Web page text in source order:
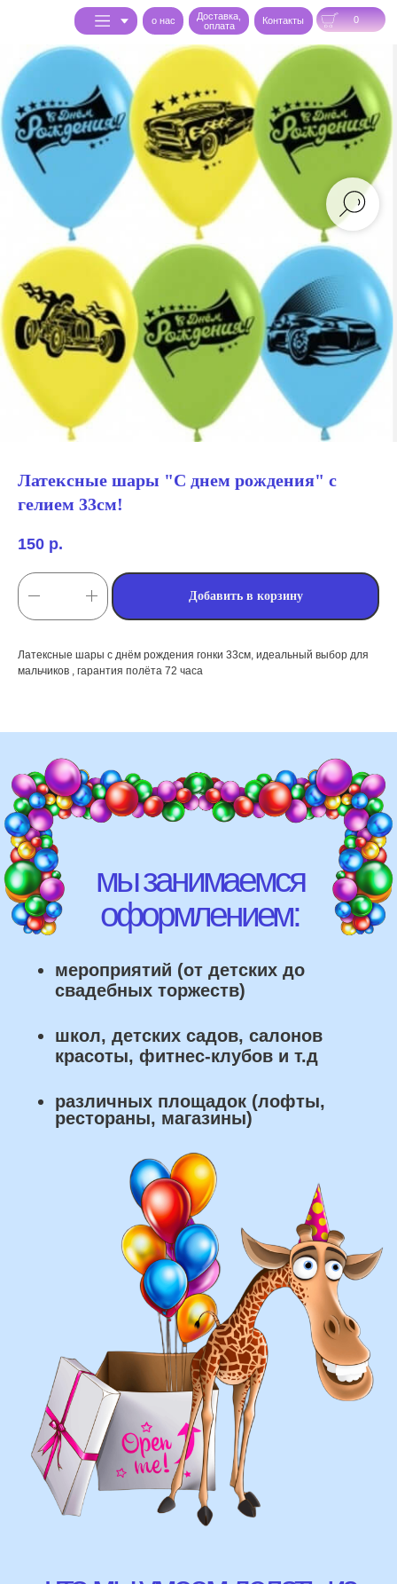
0
Доставка,
оплата
Контакты
o нас
Латексные шары "С днем рождения" с
гелием 33см!
150 р.
Добавить в корзину
Латексные шары с днём рождения гонки 33см, идеальный выбор для
мальчиков , гарантия полёта 72 часа
различных площадок (лофты,
рестораны, магазины)
составление различных фонтанов
оформление фотозон
фигуры любой сложности
что мы умеем делать из
воздушных шаров:
мы занимаемся
оформлением:
Присылайте картинку, и мы с
удовольствием соберем
похожую композицию!
у вас есть фото шаров, и
вы хотите так же?